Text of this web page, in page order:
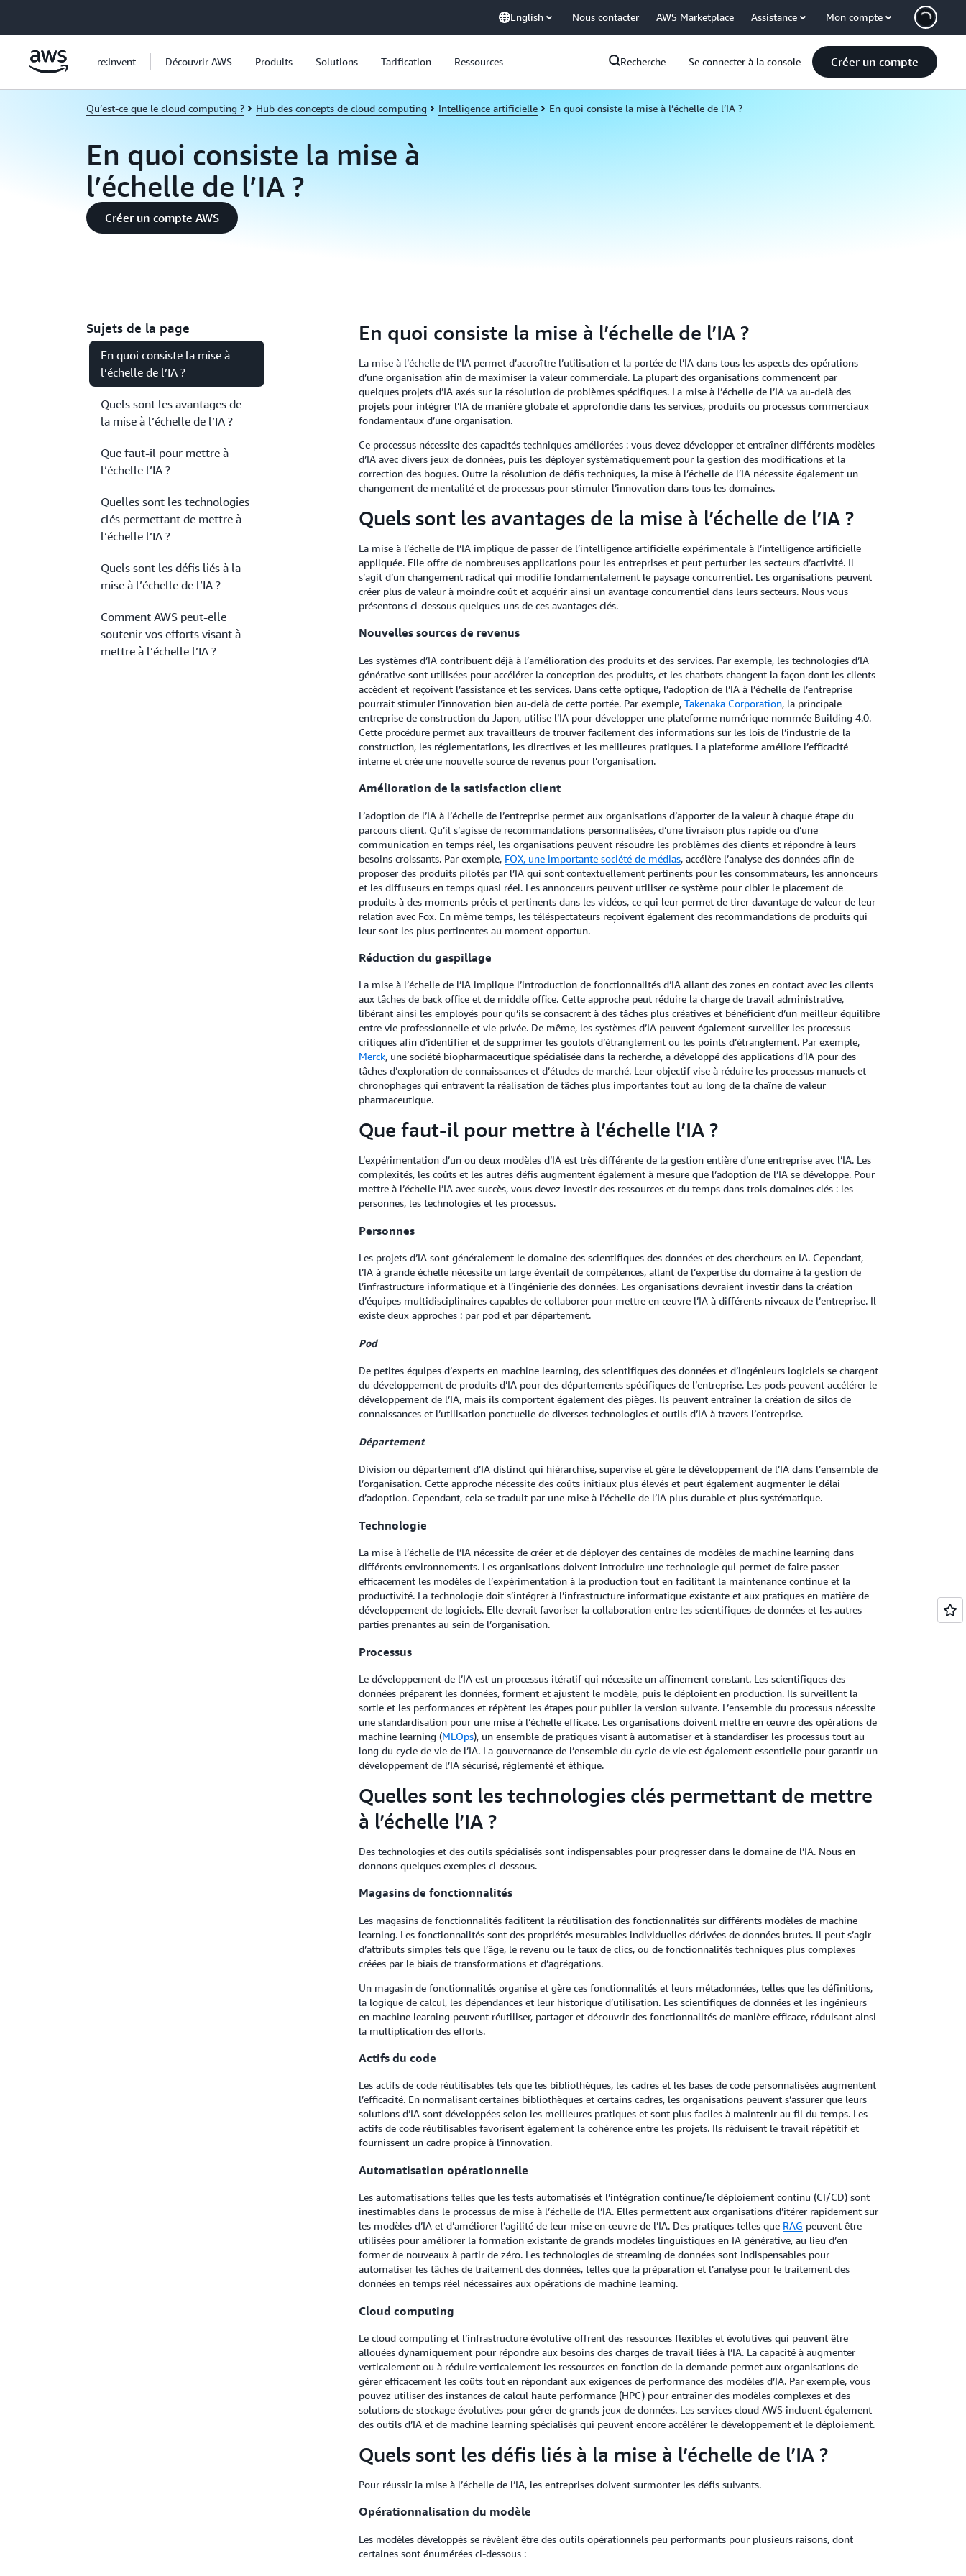
English Nous contacter AWS Marketplace Assistance Mon compte
re:Invent Découvrir AWS Produits Solutions Tarification Ressources Recherche Se connecter à la console Créer un compte
Qu’est-ce que le cloud computing ? Hub des concepts de cloud computing Intelligence artificielle En quoi consiste la mise à l’échelle de l’IA ?
En quoi consiste la mise à
l’échelle de l’IA ?
Créer un compte AWS
Sujets de la page
En quoi consiste la mise à
l’échelle de l’IA ?
Quels sont les avantages de
la mise à l’échelle de l’IA ?
Que faut-il pour mettre à
l’échelle l’IA ?
Quelles sont les technologies
clés permettant de mettre à
l’échelle l’IA ?
Quels sont les défis liés à la
mise à l’échelle de l’IA ?
Comment AWS peut-elle
soutenir vos efforts visant à
mettre à l’échelle l’IA ?
En quoi consiste la mise à l’échelle de l’IA ?
La mise à l’échelle de l’IA permet d’accroître l’utilisation et la portée de l’IA dans tous les aspects des opérations
d’une organisation afin de maximiser la valeur commerciale. La plupart des organisations commencent par
quelques projets d’IA axés sur la résolution de problèmes spécifiques. La mise à l’échelle de l’IA va au-delà des
projets pour intégrer l’IA de manière globale et approfondie dans les services, produits ou processus commerciaux
fondamentaux d’une organisation.
Ce processus nécessite des capacités techniques améliorées : vous devez développer et entraîner différents modèles
d’IA avec divers jeux de données, puis les déployer systématiquement pour la gestion des modifications et la
correction des bogues. Outre la résolution de défis techniques, la mise à l’échelle de l’IA nécessite également un
changement de mentalité et de processus pour stimuler l’innovation dans tous les domaines.
Quels sont les avantages de la mise à l’échelle de l’IA ?
La mise à l’échelle de l’IA implique de passer de l’intelligence artificielle expérimentale à l’intelligence artificielle
appliquée. Elle offre de nombreuses applications pour les entreprises et peut perturber les secteurs d’activité. Il
s’agit d’un changement radical qui modifie fondamentalement le paysage concurrentiel. Les organisations peuvent
créer plus de valeur à moindre coût et acquérir ainsi un avantage concurrentiel dans leurs secteurs. Nous vous
présentons ci-dessous quelques-uns de ces avantages clés.
Nouvelles sources de revenus
Les systèmes d’IA contribuent déjà à l’amélioration des produits et des services. Par exemple, les technologies d’IA
générative sont utilisées pour accélérer la conception des produits, et les chatbots changent la façon dont les clients
accèdent et reçoivent l’assistance et les services. Dans cette optique, l’adoption de l’IA à l’échelle de l’entreprise
pourrait stimuler l’innovation bien au-delà de cette portée. Par exemple, Takenaka Corporation, la principale
entreprise de construction du Japon, utilise l’IA pour développer une plateforme numérique nommée Building 4.0.
Cette procédure permet aux travailleurs de trouver facilement des informations sur les lois de l’industrie de la
construction, les réglementations, les directives et les meilleures pratiques. La plateforme améliore l’efficacité
interne et crée une nouvelle source de revenus pour l’organisation.
Amélioration de la satisfaction client
L’adoption de l’IA à l’échelle de l’entreprise permet aux organisations d’apporter de la valeur à chaque étape du
parcours client. Qu’il s’agisse de recommandations personnalisées, d’une livraison plus rapide ou d’une
communication en temps réel, les organisations peuvent résoudre les problèmes des clients et répondre à leurs
besoins croissants. Par exemple, FOX, une importante société de médias, accélère l’analyse des données afin de
proposer des produits pilotés par l’IA qui sont contextuellement pertinents pour les consommateurs, les annonceurs
et les diffuseurs en temps quasi réel. Les annonceurs peuvent utiliser ce système pour cibler le placement de
produits à des moments précis et pertinents dans les vidéos, ce qui leur permet de tirer davantage de valeur de leur
relation avec Fox. En même temps, les téléspectateurs reçoivent également des recommandations de produits qui
leur sont les plus pertinentes au moment opportun.
Réduction du gaspillage
La mise à l’échelle de l’IA implique l’introduction de fonctionnalités d’IA allant des zones en contact avec les clients
aux tâches de back office et de middle office. Cette approche peut réduire la charge de travail administrative,
libérant ainsi les employés pour qu’ils se consacrent à des tâches plus créatives et bénéficient d’un meilleur équilibre
entre vie professionnelle et vie privée. De même, les systèmes d’IA peuvent également surveiller les processus
critiques afin d’identifier et de supprimer les goulots d’étranglement ou les points d’étranglement. Par exemple,
Merck, une société biopharmaceutique spécialisée dans la recherche, a développé des applications d’IA pour des
tâches d’exploration de connaissances et d’études de marché. Leur objectif vise à réduire les processus manuels et
chronophages qui entravent la réalisation de tâches plus importantes tout au long de la chaîne de valeur
pharmaceutique.
Que faut-il pour mettre à l’échelle l’IA ?
L’expérimentation d’un ou deux modèles d’IA est très différente de la gestion entière d’une entreprise avec l’IA. Les
complexités, les coûts et les autres défis augmentent également à mesure que l’adoption de l’IA se développe. Pour
mettre à l’échelle l’IA avec succès, vous devez investir des ressources et du temps dans trois domaines clés : les
personnes, les technologies et les processus.
Personnes
Les projets d’IA sont généralement le domaine des scientifiques des données et des chercheurs en IA. Cependant,
l’IA à grande échelle nécessite un large éventail de compétences, allant de l’expertise du domaine à la gestion de
l’infrastructure informatique et à l’ingénierie des données. Les organisations devraient investir dans la création
d’équipes multidisciplinaires capables de collaborer pour mettre en œuvre l’IA à différents niveaux de l’entreprise. Il
existe deux approches : par pod et par département.
Pod
De petites équipes d’experts en machine learning, des scientifiques des données et d’ingénieurs logiciels se chargent
du développement de produits d’IA pour des départements spécifiques de l’entreprise. Les pods peuvent accélérer le
développement de l’IA, mais ils comportent également des pièges. Ils peuvent entraîner la création de silos de
connaissances et l’utilisation ponctuelle de diverses technologies et outils d’IA à travers l’entreprise.
Département
Division ou département d’IA distinct qui hiérarchise, supervise et gère le développement de l’IA dans l’ensemble de
l’organisation. Cette approche nécessite des coûts initiaux plus élevés et peut également augmenter le délai
d’adoption. Cependant, cela se traduit par une mise à l’échelle de l’IA plus durable et plus systématique.
Technologie
La mise à l’échelle de l’IA nécessite de créer et de déployer des centaines de modèles de machine learning dans
différents environnements. Les organisations doivent introduire une technologie qui permet de faire passer
efficacement les modèles de l’expérimentation à la production tout en facilitant la maintenance continue et la
productivité. La technologie doit s’intégrer à l’infrastructure informatique existante et aux pratiques en matière de
développement de logiciels. Elle devrait favoriser la collaboration entre les scientifiques de données et les autres
parties prenantes au sein de l’organisation.
Processus
Le développement de l’IA est un processus itératif qui nécessite un affinement constant. Les scientifiques des
données préparent les données, forment et ajustent le modèle, puis le déploient en production. Ils surveillent la
sortie et les performances et répètent les étapes pour publier la version suivante. L’ensemble du processus nécessite
une standardisation pour une mise à l’échelle efficace. Les organisations doivent mettre en œuvre des opérations de
machine learning (MLOps), un ensemble de pratiques visant à automatiser et à standardiser les processus tout au
long du cycle de vie de l’IA. La gouvernance de l’ensemble du cycle de vie est également essentielle pour garantir un
développement de l’IA sécurisé, réglementé et éthique.
Quelles sont les technologies clés permettant de mettre
à l’échelle l’IA ?
Des technologies et des outils spécialisés sont indispensables pour progresser dans le domaine de l’IA. Nous en
donnons quelques exemples ci-dessous.
Magasins de fonctionnalités
Les magasins de fonctionnalités facilitent la réutilisation des fonctionnalités sur différents modèles de machine
learning. Les fonctionnalités sont des propriétés mesurables individuelles dérivées de données brutes. Il peut s’agir
d’attributs simples tels que l’âge, le revenu ou le taux de clics, ou de fonctionnalités techniques plus complexes
créées par le biais de transformations et d’agrégations.
Un magasin de fonctionnalités organise et gère ces fonctionnalités et leurs métadonnées, telles que les définitions,
la logique de calcul, les dépendances et leur historique d’utilisation. Les scientifiques de données et les ingénieurs
en machine learning peuvent réutiliser, partager et découvrir des fonctionnalités de manière efficace, réduisant ainsi
la multiplication des efforts.
Actifs du code
Les actifs de code réutilisables tels que les bibliothèques, les cadres et les bases de code personnalisées augmentent
l’efficacité. En normalisant certaines bibliothèques et certains cadres, les organisations peuvent s’assurer que leurs
solutions d’IA sont développées selon les meilleures pratiques et sont plus faciles à maintenir au fil du temps. Les
actifs de code réutilisables favorisent également la cohérence entre les projets. Ils réduisent le travail répétitif et
fournissent un cadre propice à l’innovation.
Automatisation opérationnelle
Les automatisations telles que les tests automatisés et l’intégration continue/le déploiement continu (CI/CD) sont
inestimables dans le processus de mise à l’échelle de l’IA. Elles permettent aux organisations d’itérer rapidement sur
les modèles d’IA et d’améliorer l’agilité de leur mise en œuvre de l’IA. Des pratiques telles que RAG peuvent être
utilisées pour améliorer la formation existante de grands modèles linguistiques en IA générative, au lieu d’en
former de nouveaux à partir de zéro. Les technologies de streaming de données sont indispensables pour
automatiser les tâches de traitement des données, telles que la préparation et l’analyse pour le traitement des
données en temps réel nécessaires aux opérations de machine learning.
Cloud computing
Le cloud computing et l’infrastructure évolutive offrent des ressources flexibles et évolutives qui peuvent être
allouées dynamiquement pour répondre aux besoins des charges de travail liées à l’IA. La capacité à augmenter
verticalement ou à réduire verticalement les ressources en fonction de la demande permet aux organisations de
gérer efficacement les coûts tout en répondant aux exigences de performance des modèles d’IA. Par exemple, vous
pouvez utiliser des instances de calcul haute performance (HPC) pour entraîner des modèles complexes et des
solutions de stockage évolutives pour gérer de grands jeux de données. Les services cloud AWS incluent également
des outils d’IA et de machine learning spécialisés qui peuvent encore accélérer le développement et le déploiement.
Quels sont les défis liés à la mise à l’échelle de l’IA ?
Pour réussir la mise à l’échelle de l’IA, les entreprises doivent surmonter les défis suivants.
Opérationnalisation du modèle
Les modèles développés se révèlent être des outils opérationnels peu performants pour plusieurs raisons, dont
certaines sont énumérées ci-dessous :